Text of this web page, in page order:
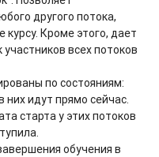
другого потока,
курсу. Кроме этого, дает
всех потоков
по состояниям:
них идут прямо сейчас.
старта у этих потоков
обучения в